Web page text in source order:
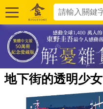
地下街的透明少